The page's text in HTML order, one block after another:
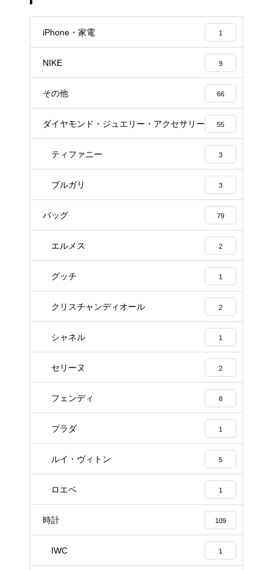
iPhone・家電 1
NIKE 9
その他 66
ダイヤモンド・ジュエリー・アクセサリー 55
ティファニー 3
ブルガリ 3
バッグ 79
エルメス 2
グッチ 1
クリスチャンディオール 2
シャネル 1
セリーヌ 2
フェンディ 8
プラダ 1
ルイ・ヴィトン 5
ロエベ 1
時計 109
IWC 1